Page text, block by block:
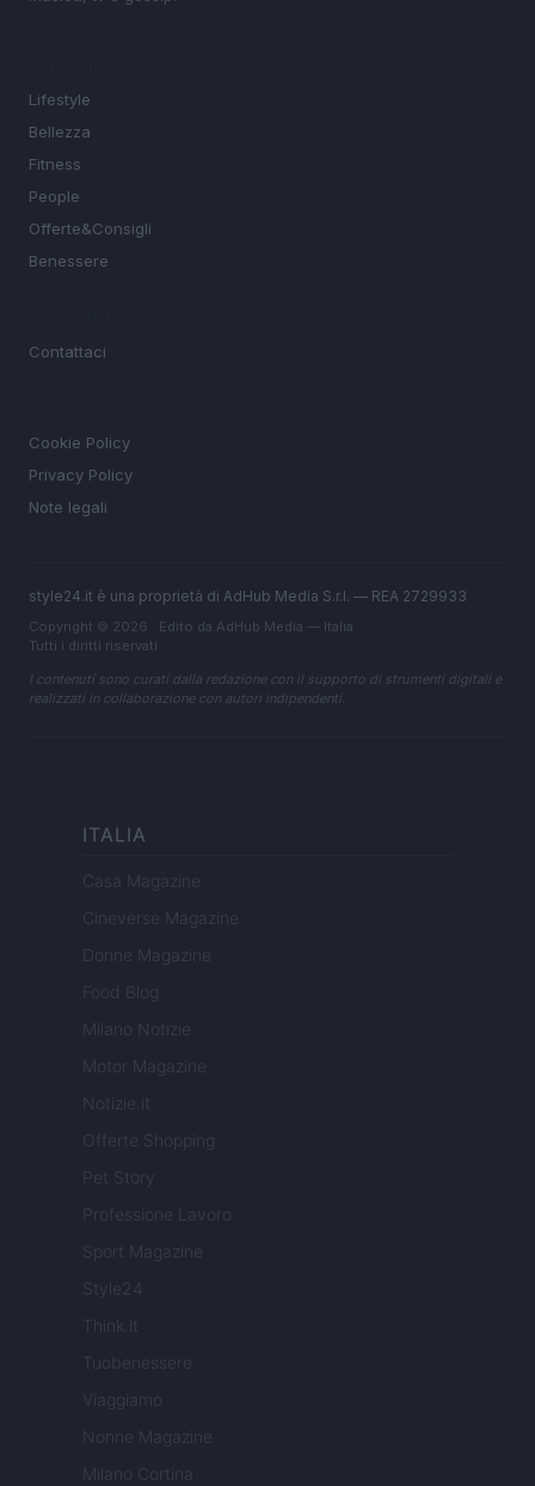
Lifestyle
Bellezza
Fitness
People
Offerte&Consigli
Benessere
Contattaci
Cookie Policy
Privacy Policy
Note legali
style24.it è una proprietà di AdHub Media S.r.l. — REA 2729933
Copyright © 2026 · Edito da AdHub Media — Italia
Tutti i diritti riservati
I contenuti sono curati dalla redazione con il supporto di strumenti digitali e
realizzati in collaborazione con autori indipendenti.
ITALIA
Casa Magazine
Cineverse Magazine
Donne Magazine
Food Blog
Milano Notizie
Motor Magazine
Notizie.it
Offerte Shopping
Pet Story
Professione Lavoro
Sport Magazine
Style24
Think.it
Tuobenessere
Viaggiamo
Nonne Magazine
Milano Cortina